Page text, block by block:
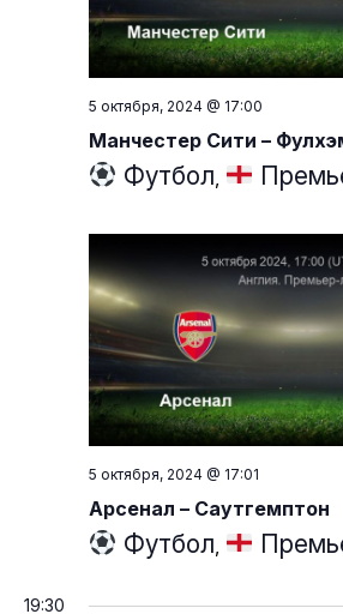
5 октября, 2024 @ 17:00
Манчестер Сити –
Футбол
5 октября, 2024 @ 17:01
Арсенал – Саутгемптон
Футбол,
19:30